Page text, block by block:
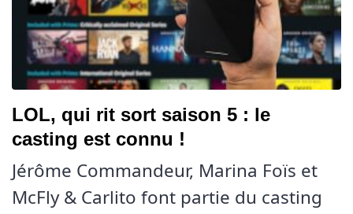
LOL, qui rit sort saison 5 : le
casting est connu !
Jérôme Commandeur, Marina Foïs et
McFly & Carlito font partie du casting